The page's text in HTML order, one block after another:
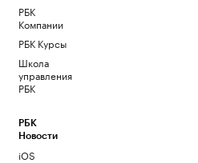
РБК
Компании
РБК Курсы
Школа
управления
РБК
РБК
Новости
iOS